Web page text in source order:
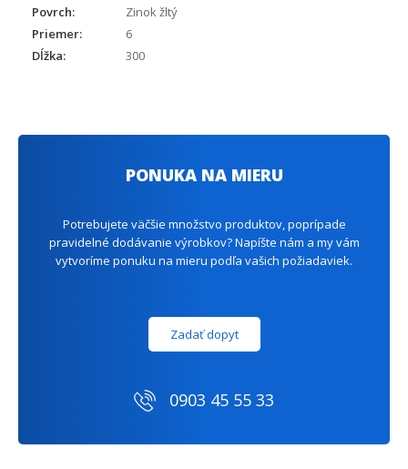
Povrch:
Zinok žltý
Priemer:
6
Dĺžka:
300
PONUKA NA MIERU
Potrebujete väčšie množstvo produktov, poprípade
pravidelné dodávanie výrobkov? Napíšte nám a my vám
vytvoríme ponuku na mieru podľa vašich požiadaviek.
Zadať dopyt
0903 45 55 33